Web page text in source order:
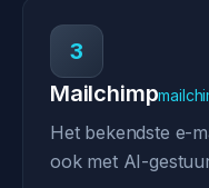
3
Mailchimp
Het bekendste e-
ook met AI-